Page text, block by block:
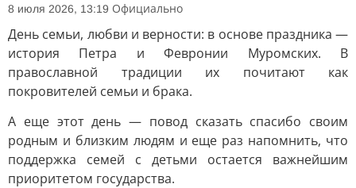
8 июля 2026, 13:19 Официально
День семьи, любви и верности: в основе праздника —
история Петра и Февронии Муромских. В
православной традиции их почитают как
покровителей семьи и брака.
А еще этот день — повод сказать спасибо своим
родным и близким людям и еще раз напомнить, что
поддержка семей с детьми остается важнейшим
приоритетом государства.